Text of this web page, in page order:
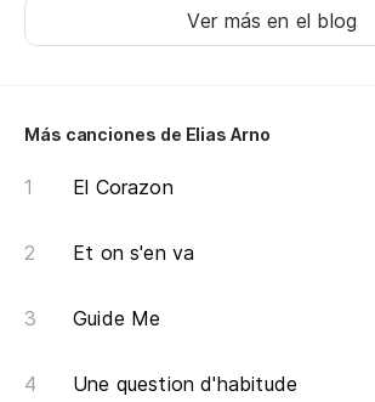
Ver más en el blog
Más canciones de Elias Arno
El Corazon
Et on s'en va
Guide Me
Une question d'habitude